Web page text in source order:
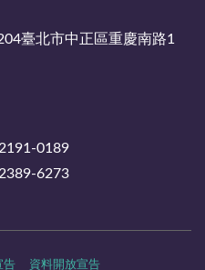
臺北市中正區重慶南路1
0189
6273
告 資料開放宣告